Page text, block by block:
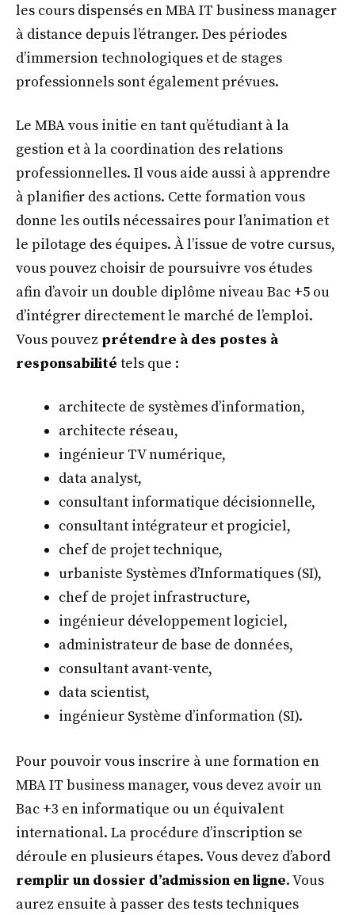
les cours dispensés en MBA IT business manager
à distance depuis l’étranger. Des périodes
d’immersion technologiques et de stages
professionnels sont également prévues.
Le MBA vous initie en tant qu’étudiant à la
gestion et à la coordination des relations
professionnelles. Il vous aide aussi à apprendre
à planifier des actions. Cette formation vous
donne les outils nécessaires pour l’animation et
le pilotage des équipes. À l’issue de votre cursus,
vous pouvez choisir de poursuivre vos études
afin d’avoir un double diplôme niveau Bac +5 ou
d’intégrer directement le marché de l’emploi.
Vous pouvez prétendre à des postes à
responsabilité tels que :
architecte de systèmes d’information,
architecte réseau,
ingénieur TV numérique,
data analyst,
consultant informatique décisionnelle,
consultant intégrateur et progiciel,
chef de projet technique,
urbaniste Systèmes d’Informatiques (SI),
chef de projet infrastructure,
ingénieur développement logiciel,
administrateur de base de données,
consultant avant-vente,
data scientist,
ingénieur Système d’information (SI).
Pour pouvoir vous inscrire à une formation en
MBA IT business manager, vous devez avoir un
Bac +3 en informatique ou un équivalent
international. La procédure d’inscription se
déroule en plusieurs étapes. Vous devez d’abord
remplir un dossier d’admission en ligne. Vous
aurez ensuite à passer des tests techniques